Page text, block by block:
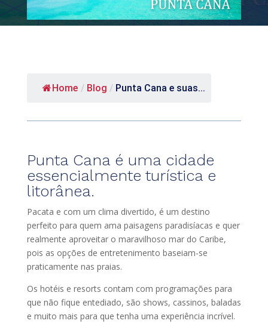
Home / Blog / Punta Cana e suas...
Punta Cana é uma cidade
essencialmente turística e
litorânea.
Pacata e com um clima divertido, é um destino
perfeito para quem ama paisagens paradisíacas e quer
realmente aproveitar o maravilhoso mar do Caribe,
pois as opções de entretenimento baseiam-se
praticamente nas praias.
Os hotéis e resorts contam com programações para
que não fique entediado, são shows, cassinos, baladas
e muito mais para que tenha uma experiência incrível.